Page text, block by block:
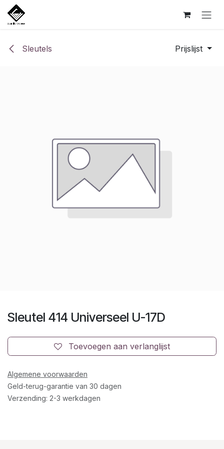
Overslaan naar inhoud
Sleutels Prijslijst
Sleutel 414 Universeel U-17D
Toevoegen aan verlanglijst
Algemene voorwaarden
Geld-terug-garantie van 30 dagen
Verzending: 2-3 werkdagen